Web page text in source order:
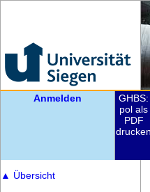
Anmelden
GHBS:
pol als
PDF
drucken
▲ Übersicht